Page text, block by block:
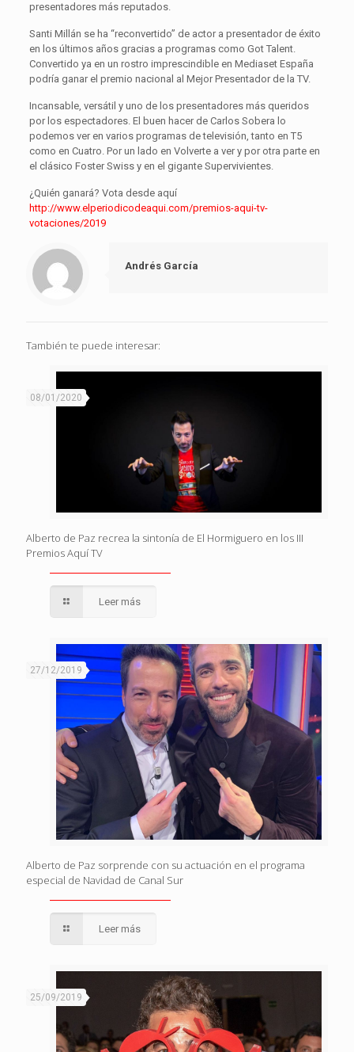
presentadores más reputados.
Santi Millán se ha “reconvertido” de actor a presentador de éxito
en los últimos años gracias a programas como Got Talent.
Convertido ya en un rostro imprescindible en Mediaset España
podría ganar el premio nacional al Mejor Presentador de la TV.
Incansable, versátil y uno de los presentadores más queridos
por los espectadores. El buen hacer de Carlos Sobera lo
podemos ver en varios programas de televisión, tanto en T5
como en Cuatro. Por un lado en Volverte a ver y por otra parte en
el clásico Foster Swiss y en el gigante Supervivientes.
¿Quién ganará? Vota desde aquí
http://www.elperiodicodeaqui.com/premios-aqui-tv-
votaciones/2019
Andrés García
También te puede interesar:
08/01/2020
Alberto de Paz recrea la sintonía de El Hormiguero en los III
Premios Aquí TV
Leer más
27/12/2019
Alberto de Paz sorprende con su actuación en el programa
especial de Navidad de Canal Sur
Leer más
25/09/2019